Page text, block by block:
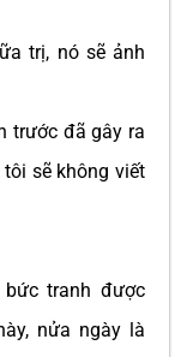
trị, nó sẽ ảnh
trước đã gây ra
sẽ không viết
tranh được
nửa ngày là